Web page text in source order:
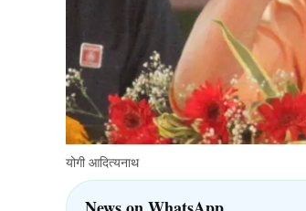
योगी आदित्यनाथ